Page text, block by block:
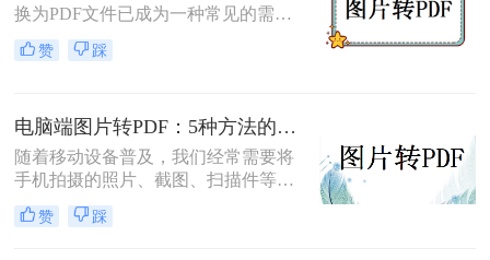
换为PDF文件已成为一种常见的需
求。PDF格式因其良好的稳定性、兼
容性和加密功能而备受青睐。那么如
法。
赞 踩
电脑端图片转PDF：5种方法的操作步骤和格式保留对比！
随着移动设备普及，我们经常需要将
手机拍摄的照片、截图、扫描件等转
换为PDF格式，用于打印、分享、存
档或嵌入文档。但许多用户在操作中
赞 踩